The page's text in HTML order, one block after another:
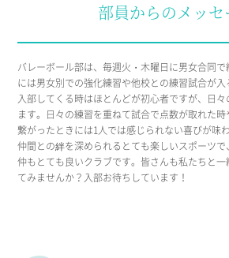
部員からのメッセ
バレーボール部は、毎週火・木曜日に男女合同
には男女別での強化練習や他校との練習試合が入
入部してくる時はほとんどが初心者ですが、日
ます。日々の練習を重ねて試合で点数が取れた
繋がったときには1人では感じられない喜びが味
仲間との絆を深められるとても楽しいスポーツ
仲もとても良いクラブです。皆さんも私たちと
てみませんか？入部お待ちしています！